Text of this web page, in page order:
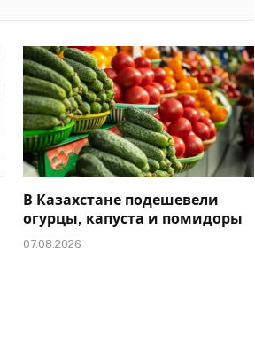
В Казахстане подешевели
огурцы, капуста и помидоры
07.08.2026